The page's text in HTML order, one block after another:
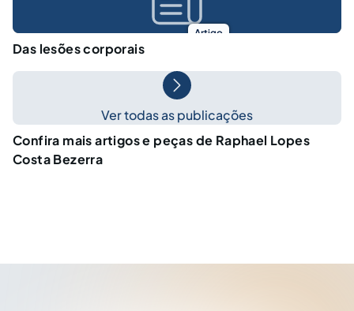
Artigo
Das lesões corporais
Ver todas as publicações
Confira mais artigos e peças de Raphael Lopes
Costa Bezerra